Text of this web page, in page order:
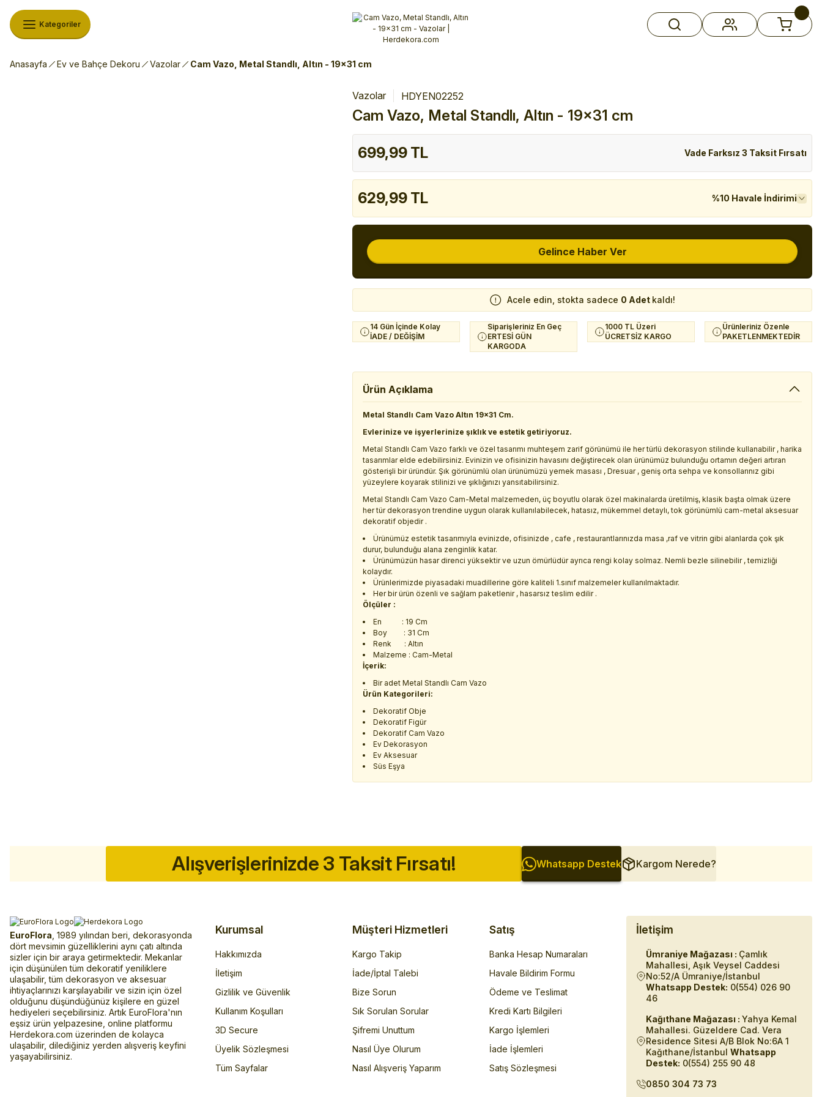
Alışverişlerinizde 3 Taksit Fırsatı!İlk siparişinizi verin!
%10 Havale İndirimi
Şimdi Alışveriş yap!
Kategoriler
Anasayfa Ev ve Bahçe Dekoru Vazolar Cam Vazo, Metal Standlı, Altın - 19x31 cm
Vazolar HDYEN02252
Cam Vazo, Metal Standlı, Altın - 19x31 cm
699,99 TL Vade Farksız 3 Taksit Fırsatı
629,99 TL %10 Havale İndirimi
Gelince Haber Ver
Acele edin, stokta sadece 0 Adet kaldı!
14 Gün İçinde Kolay
İADE / DEĞİŞİM
Siparişleriniz En Geç
ERTESİ GÜN
KARGODA
1000 TL Üzeri
ÜCRETSİZ KARGO
Ürünleriniz Özenle
PAKETLENMEKTEDİR
Ürün Açıklama
Metal Standlı Cam Vazo Altın 19x31 Cm.
Evlerinize ve işyerlerinize şıklık ve estetik getiriyoruz.
Metal Standlı Cam Vazo farklı ve özel tasarımı muhteşem zarif görünümü ile her türlü dekorasyon stilinde kullanabilir , harika
tasarımlar elde edebilirsiniz. Evinizin ve ofisinizin havasını değiştirecek olan ürünümüz bulunduğu ortamın değeri artıran
gösterişli bir üründür. Şık görünümlü olan ürünümüzü yemek masası , Dresuar , geniş orta sehpa ve konsollarınız gibi
yüzeylere koyarak stilinizi ve şıklığınızı yansıtabilirsiniz.
Metal Standlı Cam Vazo Cam-Metal malzemeden, üç boyutlu olarak özel makinalarda üretilmiş, klasik başta olmak üzere
her tür dekorasyon trendine uygun olarak kullanılabilecek, hatasız, mükemmel detaylı, tok görünümlü cam-metal aksesuar
dekoratif objedir .
Ürünümüz estetik tasarımıyla evinizde, ofisinizde , cafe , restaurantlarınızda masa ,raf ve vitrin gibi alanlarda çok şık
durur, bulunduğu alana zenginlik katar.
Ürünümüzün hasar direnci yüksektir ve uzun ömürlüdür ayrıca rengi kolay solmaz. Nemli bezle silinebilir , temizliği
kolaydır.
Ürünlerimizde piyasadaki muadillerine göre kaliteli 1.sınıf malzemeler kullanılmaktadır.
Her bir ürün özenli ve sağlam paketlenir , hasarsız teslim edilir .
Ölçüler :
En : 19 Cm
Boy : 31 Cm
Renk : Altın
Malzeme : Cam-Metal
İçerik:
Bir adet Metal Standlı Cam Vazo
Ürün Kategorileri:
Dekoratif Obje
Dekoratif Figür
Dekoratif Cam Vazo
Ev Dekorasyon
Ev Aksesuar
Süs Eşya
Alışverişlerinizde 3 Taksit Fırsatı! Whatsapp Destek Kargom Nerede?
EuroFlora , 1989 yılından beri, dekorasyonda
dört mevsimin güzelliklerini aynı çatı altında
sizler için bir araya getirmektedir. Mekanlar
için düşünülen tüm dekoratif yeniliklere
ulaşabilir, tüm dekorasyon ve aksesuar
ihtiyaçlarınızı karşılayabilir ve sizin için özel
olduğunu düşündüğünüz kişilere en güzel
hediyeleri seçebilirsiniz. Artık EuroFlora'nın
eşsiz ürün yelpazesine, online platformu
Herdekora.com üzerinden de kolayca
ulaşabilir, dilediğiniz yerden alışveriş keyfini
yaşayabilirsiniz.
Kurumsal
Hakkımızda
İletişim
Gizlilik ve Güvenlik
Kullanım Koşulları
3D Secure
Üyelik Sözleşmesi
Tüm Sayfalar
Müşteri Hizmetleri
Kargo Takip
İade/İptal Talebi
Bize Sorun
Sık Sorulan Sorular
Şifremi Unuttum
Nasıl Üye Olurum
Nasıl Alışveriş Yaparım
Satış
Banka Hesap Numaraları
Havale Bildirim Formu
Ödeme ve Teslimat
Kredi Kartı Bilgileri
Kargo İşlemleri
İade İşlemleri
Satış Sözleşmesi
İletişim
Ümraniye Mağazası : Çamlık
Mahallesi, Aşık Veysel Caddesi
No:52/A Ümraniye/İstanbul
Whatsapp Destek: 0(554) 026 90
46
Kağıthane Mağazası : Yahya Kemal
Mahallesi. Güzeldere Cad. Vera
Residence Sitesi A/B Blok No:6A 1
Kağıthane/İstanbul Whatsapp
Destek: 0(554) 255 90 48
0850 304 73 73